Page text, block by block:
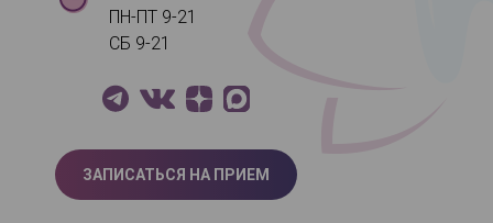
ПН-ПТ 9-21
СБ 9-21
ЗАПИСАТЬСЯ НА ПРИЕМ